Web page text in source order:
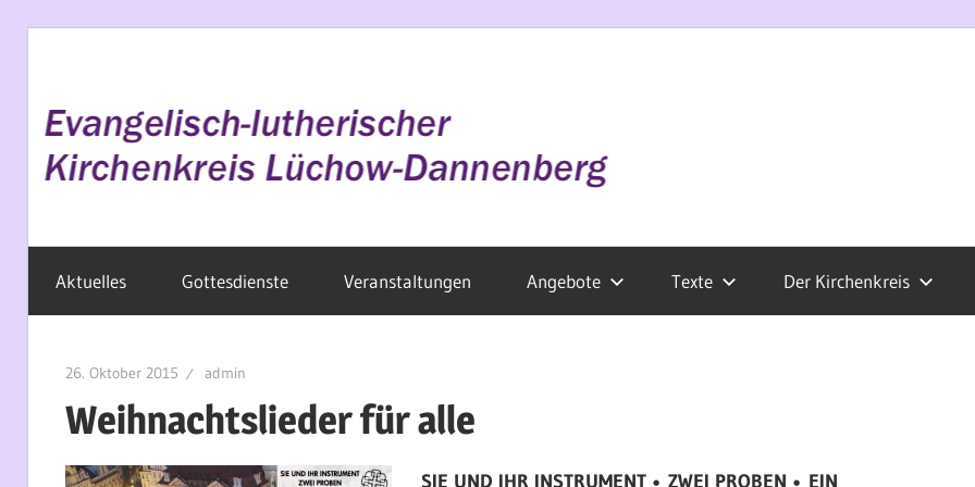
springen
Wendland
Aktuelles Gottesdienste Veranstaltungen Angebote Texte Der Kirchenkreis
26. Oktober 2015 admin
Weihnachtslieder für alle
SIE UND IHR INSTRUMENT • ZWEI PROBEN • EIN